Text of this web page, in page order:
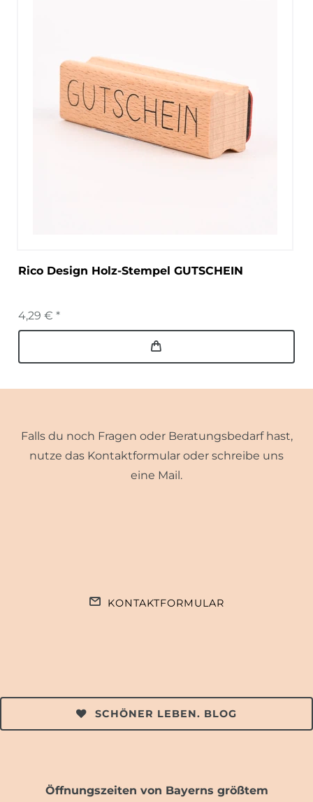
Rico Design Holz-Stempel GUTSCHEIN
4,29 € *
Falls du noch Fragen oder Beratungsbedarf hast,
nutze das Kontaktformular oder schreibe uns
eine Mail.
KONTAKTFORMULAR
SCHÖNER LEBEN. BLOG
Öffnungszeiten von Bayerns größtem